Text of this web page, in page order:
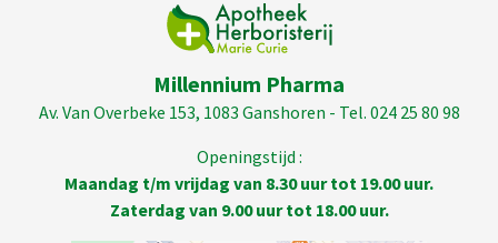
Millennium Pharma
Av. Van Overbeke 153, 1083 Ganshoren - Tel. 024 25 80 98
Openingstijd :
Maandag t/m vrijdag van 8.30 uur tot 19.00 uur.
Zaterdag van 9.00 uur tot 18.00 uur.